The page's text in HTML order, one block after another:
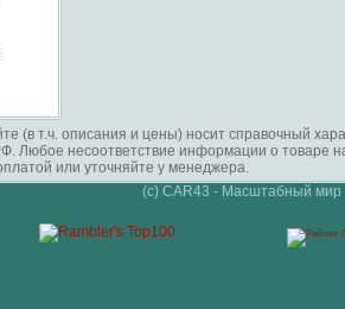
(в т.ч. описания и цены) носит справочный
Любое несоответствие информации о
или уточняйте у менеджера.
(c) CAR43 - Масштабный мир